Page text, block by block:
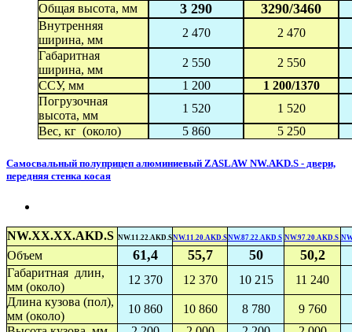
Общая высота, мм 3 290 3290/3460
Внутренняя
ширина, мм
2 470
2 470
Габаритная
ширина, мм
2 550
2 550
ССУ, мм
1 200
1 200/1370
Погрузочная
высота, мм
1 520
1 520
Вес, кг (около)
5 860 5 250
Самосвальный полуприцеп алюминиевый ZASLAW NW.AKD.S - двери,
передняя стенка косая
NW.XX.XX.AKD.S NW.11.22.AKD.SNW.11.20.AKD.SNW.87.22.AKD.S NW.97.20.AKD.S
Объем 61,4 55,7 50 50,2
Габаритная длин,
мм (около)
12 370 12 370 10 215 11 240
Длина кузова (пол),
мм (около)
10 860 10 860 8 780
9 760